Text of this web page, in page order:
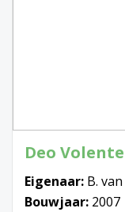
Deo Volente
Eigenaar: B.
Bouwjaar: 2007